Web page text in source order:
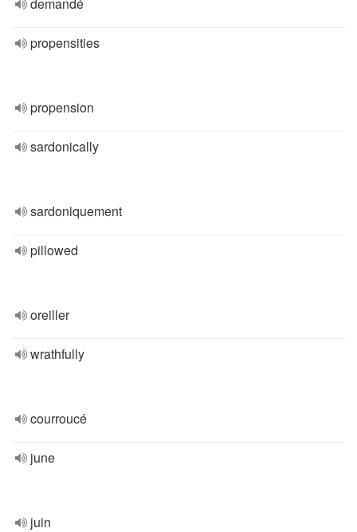
propensities
propension
sardonically
sardoniquement
pillowed
oreiller
wrathfully
courroucé
june
juin